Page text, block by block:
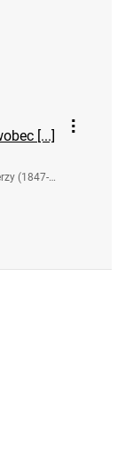
[...]
(1847-1